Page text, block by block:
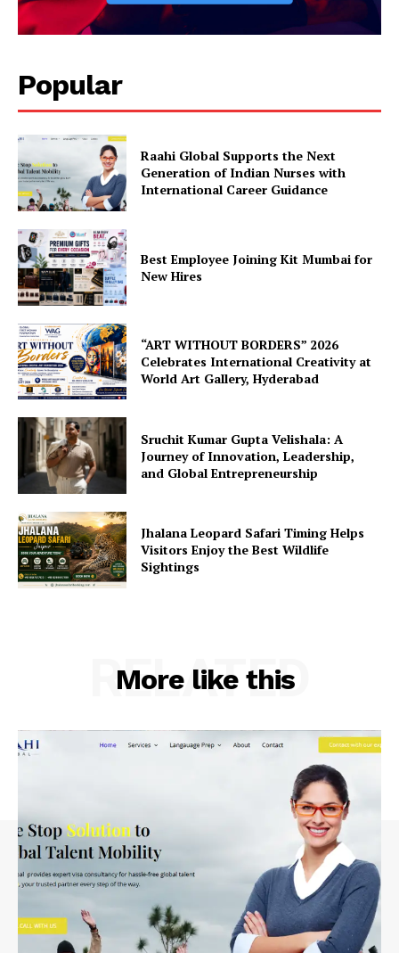
Popular
Raahi Global Supports the Next
Generation of Indian Nurses with
International Career Guidance
Best Employee Joining Kit Mumbai for
New Hires
“ART WITHOUT BORDERS” 2026
Celebrates International Creativity at
World Art Gallery, Hyderabad
Sruchit Kumar Gupta Velishala: A
Journey of Innovation, Leadership,
and Global Entrepreneurship
Jhalana Leopard Safari Timing Helps
Visitors Enjoy the Best Wildlife
Sightings
More like this
RELATED